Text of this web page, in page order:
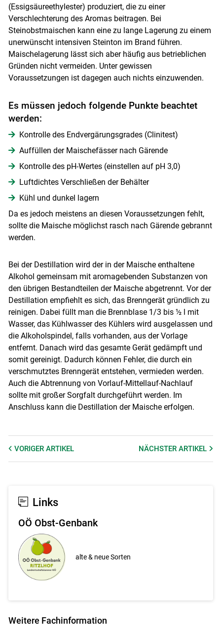
(Essigsäureethylester) produziert, die zu einer
Verschlechterung des Aromas beitragen. Bei
Steinobstmaischen kann eine zu lange Lagerung zu einem
unerwünscht intensiven Steinton im Brand führen.
Maischelagerung lässt sich aber häufig aus betrieblichen
Gründen nicht vermeiden. Unter gewissen
Voraussetzungen ist dagegen auch nichts einzuwenden.
Es müssen jedoch folgende Punkte beachtet
werden:
Kontrolle des Endvergärungsgrades (Clinitest)
Auffüllen der Maischefässer nach Gärende
Kontrolle des pH-Wertes (einstellen auf pH 3,0)
Luftdichtes Verschließen der Behälter
Kühl und dunkel lagern
Da es jedoch meistens an diesen Voraussetzungen fehlt,
sollte die Maische möglichst rasch nach Gärende gebrannt
werden.
Bei der Destillation wird der in der Maische enthaltene
Alkohol gemeinsam mit aromagebenden Substanzen von
den übrigen Bestandteilen der Maische abgetrennt. Vor der
Destillation empfiehlt es sich, das Brenngerät gründlich zu
reinigen. Dabei füllt man die Brennblase 1/3 bis ½ l mit
Wasser, das Kühlwasser des Kühlers wird ausgelassen und
die Alkoholspindel, falls vorhanden, aus der Vorlage
entfernt. Danach wird das gesamte Gerät gedämpft und
somit gereinigt. Dadurch können Fehler, die durch ein
verschmutztes Brenngerät entstehen, vermieden werden.
Auch die Abtrennung von Vorlauf-Mittellauf-Nachlauf
sollte mit großer Sorgfalt durchgeführt werden. Im
Anschluss kann die Destillation der Maische erfolgen.
VORIGER ARTIKEL NÄCHSTERARTIKEL
Links
OÖ Obst-Genbank
alte & neue Sorten
Weitere Fachinformation